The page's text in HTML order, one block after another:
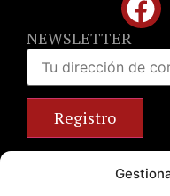
NEWSLETTER
+34 963 672 314